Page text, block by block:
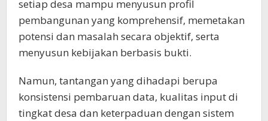
setiap desa mampu menyusun profil
pembangunan yang komprehensif, memetakan
potensi dan masalah secara objektif, serta
menyusun kebijakan berbasis bukti.
Namun, tantangan yang dihadapi berupa
konsistensi pembaruan data, kualitas input di
tingkat desa dan keterpaduan dengan sistem